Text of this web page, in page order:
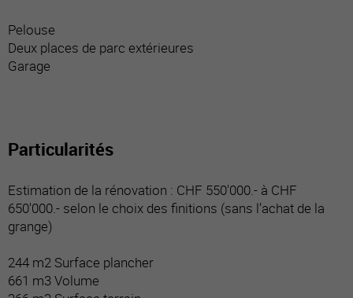
Pelouse
Deux places de parc extérieures
Garage
Particularités
Estimation de la rénovation : CHF 550'000.- à CHF
650'000.- selon le choix des finitions (sans l’achat de la
grange)
244 m2 Surface plancher
661 m3 Volume